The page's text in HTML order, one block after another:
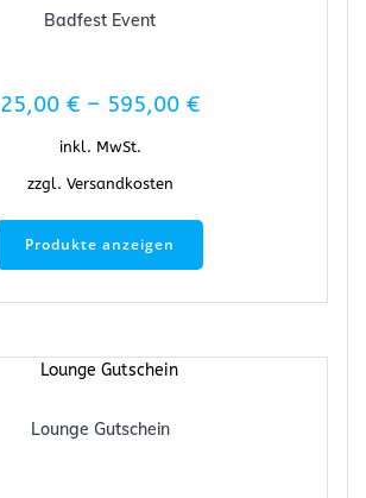
Badfest Event
25,00 € – 595,00 €
inkl. MwSt.
zzgl. Versandkosten
Produkte anzeigen
Lounge Gutschein